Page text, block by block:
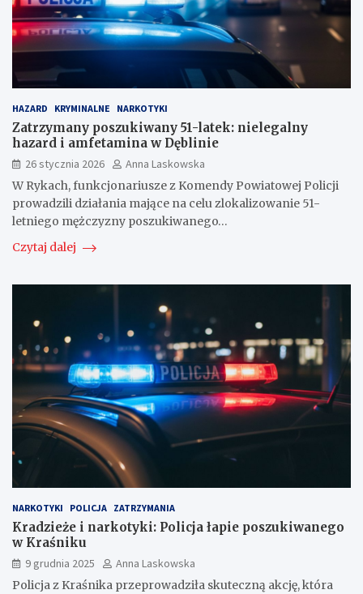
HAZARD KRYMINALNE NARKOTYKI
Zatrzymany poszukiwany 51-latek: nielegalny
hazard i amfetamina w Dęblinie
26 stycznia 2026
Anna Laskowska
W Rykach, funkcjonariusze z Komendy Powiatowej Policji
prowadzili działania mające na celu zlokalizowanie 51-
letniego mężczyzny poszukiwanego…
Czytaj dalej
NARKOTYKI POLICJA ZATRZYMANIA
Kradzieże i narkotyki: Policja łapie poszukiwanego
w Kraśniku
9 grudnia 2025
Anna Laskowska
Policja z Kraśnika przeprowadziła skuteczną akcję, która